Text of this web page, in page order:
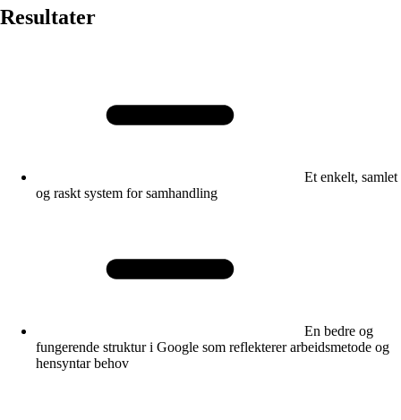
Resultater
Et enkelt, samlet
og raskt system for samhandling
En bedre og
fungerende struktur i Google som reflekterer arbeidsmetode og
hensyntar behov